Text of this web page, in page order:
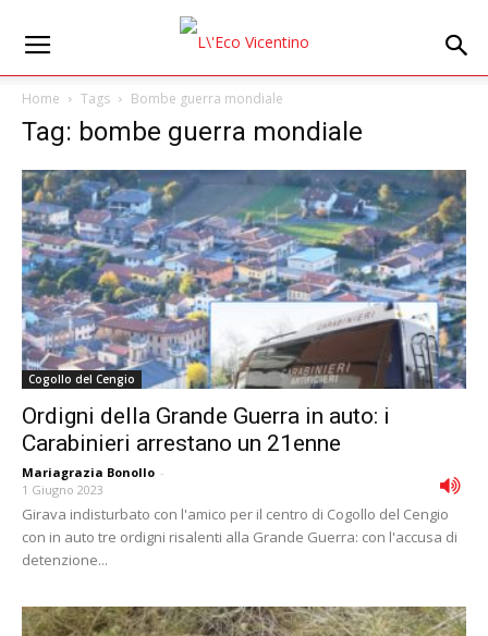
Home Tags Bombe guerra mondiale
Tag: bombe guerra mondiale
Cogollo del Cengio
Ordigni della Grande Guerra in auto: i
Carabinieri arrestano un 21enne
Mariagrazia Bonollo -
1 Giugno 2023
Girava indisturbato con l'amico per il centro di Cogollo del Cengio
con in auto tre ordigni risalenti alla Grande Guerra: con l'accusa di
detenzione...